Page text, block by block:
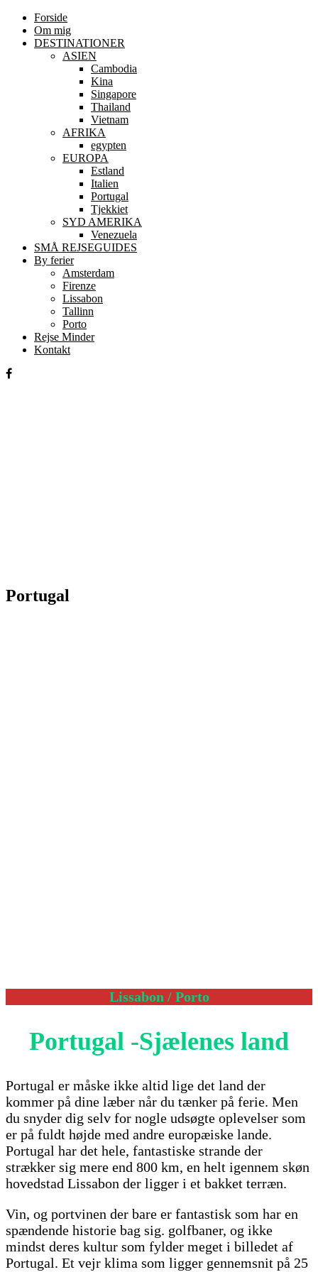
Forside
Om mig
DESTINATIONER
ASIEN
Cambodia
Kina
Singapore
Thailand
Vietnam
AFRIKA
egypten
EUROPA
Estland
Italien
Portugal
Tjekkiet
SYD AMERIKA
Venezuela
SMÅ REJSEGUIDES
By ferier
Amsterdam
Firenze
Lissabon
Tallinn
Porto
Rejse Minder
Kontakt
Portugal
Lissabon / Porto
Portugal -Sjælenes land
Portugal er måske ikke altid lige det land der
kommer på dine læber når du tænker på ferie. Men
du snyder dig selv for nogle udsøgte oplevelser som
er på fuldt højde med andre europæiske lande.
Portugal har det hele, fantastiske strande der
strækker sig mere end 800 km, en helt igennem skøn
hovedstad Lissabon der ligger i et bakket terræn.
Vin, og portvinen der bare er fantastisk som har en
spændende historie bag sig. golfbaner, og ikke
mindst deres kultur som fylder meget i billedet af
Portugal. Et vejr klima som ligger gennemsnit på 25